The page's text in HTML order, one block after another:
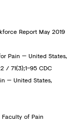
Report May 2019
Pain — United States,
/ 71(3);1–95 CDC
— United States,
of Pain